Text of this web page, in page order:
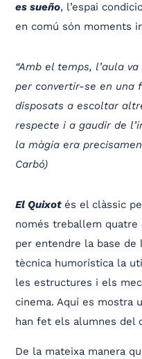
es sueño, l’espai
en comú són moments
“Amb el temps, l’aula
per convertir-se en una
disposats a escoltar
respecte i a gaudir de
la màgia era
Carbó)
El Quixot és el clàssic
només treballem
per entendre la base de
tècnica humorística la
les estructures i els
cinema. Aquí es mostra
han fet els alumnes del
De la mateixa manera